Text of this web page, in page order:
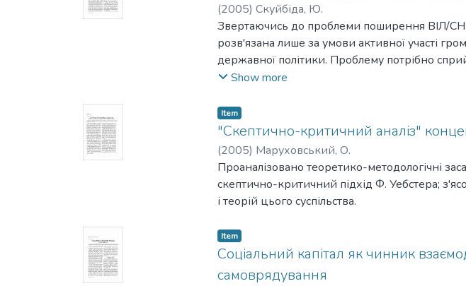
(2005) Скуйбіда, Ю.
Звертаючись до проблеми поширення ВІЛ/
розв'язана лише за умови активної участі
державної політики. Проблему потрібно
рівні цілого суспільства.
Show more
Item
"Скептично-критичний аналіз"
(2005) Маруховський, О.
Проаналізовано теоретико-методологічні
скептично-критичний підхід Ф. Уебстера;
і теорій цього суспільства.
Item
Соціальний капітал як чинник
самоврядування